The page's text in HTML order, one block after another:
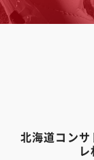
北海道コンサ